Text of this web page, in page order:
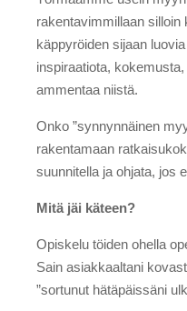
rakentavimmillaan
käppyröiden sijaan
inspiraatiota,
ammentaa niistä.
Onko ”synnynnäinen
rakentamaan
suunnitella ja ohjata, jos
Mitä jäi käteen?
Opiskelu töiden ohella
Sain asiakkaaltani
”sortunut hätäpäissäni